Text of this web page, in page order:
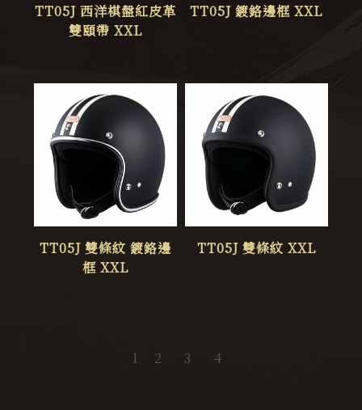
TT05J 西洋棋盤紅皮革
雙頤帶 XXL
TT05J 鍍鉻邊框 XXL
TT05J 雙條紋 鍍鉻邊
框 XXL
TT05J 雙條紋 XXL
1 2 3 4